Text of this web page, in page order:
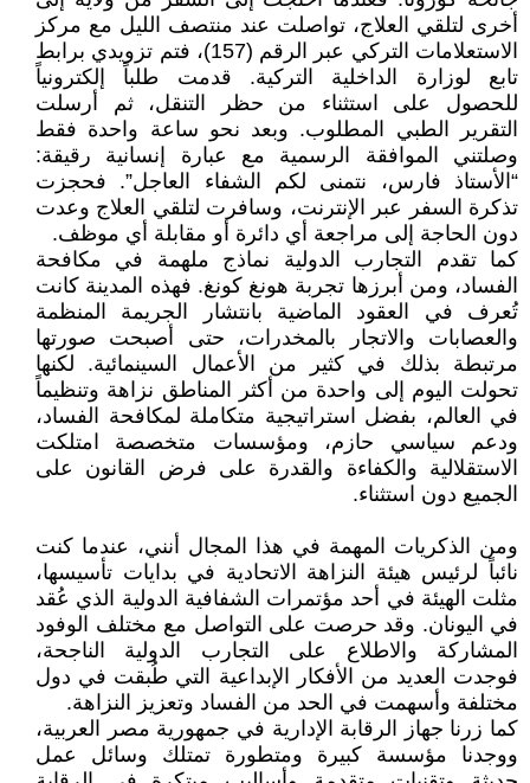
أخرى لتلقي العلاج، تواصلت عند منتصف الليل مع مركز
الاستعلامات التركي عبر الرقم (157)، فتم تزويدي برابط
تابع لوزارة الداخلية التركية. قدمت طلباً إلكترونياً
للحصول على استثناء من حظر التنقل، ثم أرسلت
التقرير الطبي المطلوب. وبعد نحو ساعة واحدة فقط
وصلتني الموافقة الرسمية مع عبارة إنسانية رقيقة:
“الأستاذ فارس، نتمنى لكم الشفاء العاجل”. فحجزت
تذكرة السفر عبر الإنترنت، وسافرت لتلقي العلاج وعدت
دون الحاجة إلى مراجعة أي دائرة أو مقابلة أي موظف.
كما تقدم التجارب الدولية نماذج ملهمة في مكافحة
الفساد، ومن أبرزها تجربة هونغ كونغ. فهذه المدينة كانت
تُعرف في العقود الماضية بانتشار الجريمة المنظمة
والعصابات والاتجار بالمخدرات، حتى أصبحت صورتها
مرتبطة بذلك في كثير من الأعمال السينمائية. لكنها
تحولت اليوم إلى واحدة من أكثر المناطق نزاهة وتنظيماً
في العالم، بفضل استراتيجية متكاملة لمكافحة الفساد،
ودعم سياسي حازم، ومؤسسات متخصصة امتلكت
الاستقلالية والكفاءة والقدرة على فرض القانون على
الجميع دون استثناء.
ومن الذكريات المهمة في هذا المجال أنني، عندما كنت
نائباً لرئيس هيئة النزاهة الاتحادية في بدايات تأسيسها،
مثلت الهيئة في أحد مؤتمرات الشفافية الدولية الذي عُقد
في اليونان. وقد حرصت على التواصل مع مختلف الوفود
المشاركة والاطلاع على التجارب الدولية الناجحة،
فوجدت العديد من الأفكار الإبداعية التي طُبقت في دول
مختلفة وأسهمت في الحد من الفساد وتعزيز النزاهة.
كما زرنا جهاز الرقابة الإدارية في جمهورية مصر العربية،
ووجدنا مؤسسة كبيرة ومتطورة تمتلك وسائل عمل